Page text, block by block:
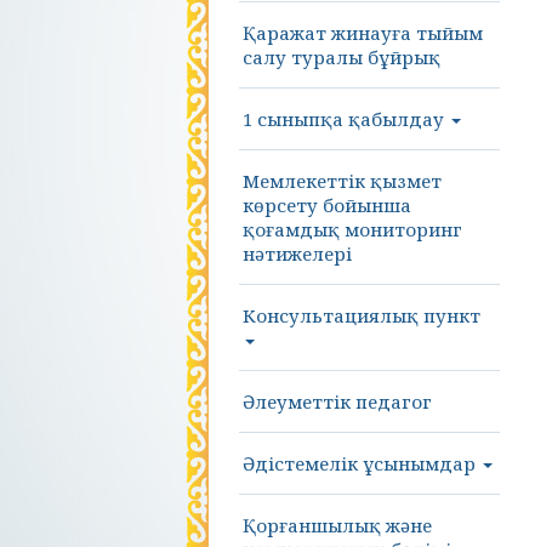
Қаражат жинауға тыйым
салу туралы бұйрық
1 сыныпқа қабылдау
Мемлекеттік қызмет
көрсету бойынша
қоғамдық мониторинг
нәтижелері
Консультациялық пункт
Әлеуметтік педагог
Әдістемелік ұсынымдар
Қорғаншылық және